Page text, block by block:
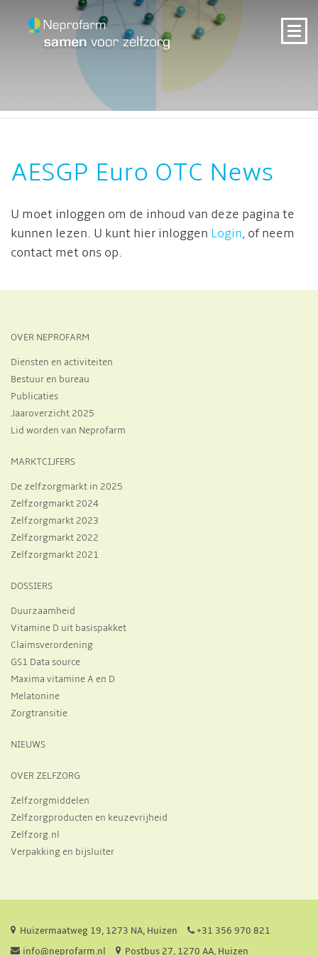
AESGP Euro OTC News
U moet inloggen om de inhoud van deze pagina te
kunnen lezen. U kunt hier inloggen Login, of neem
contact met ons op.
OVER NEPROFARM
Diensten en activiteiten
Bestuur en bureau
Publicaties
Jaaroverzicht 2025
Lid worden van Neprofarm
MARKTCIJFERS
De zelfzorgmarkt in 2025
Zelfzorgmarkt 2024
Zelfzorgmarkt 2023
Zelfzorgmarkt 2022
Zelfzorgmarkt 2021
DOSSIERS
Duurzaamheid
Vitamine D uit basispakket
Claimsverordening
GS1 Data source
Maxima vitamine A en D
Melatonine
Zorgtransitie
NIEUWS
OVER ZELFZORG
Zelfzorgmiddelen
Zelfzorgproducten en keuzevrijheid
Zelfzorg.nl
Verpakking en bijsluiter
Huizermaatweg 19, 1273 NA, Huizen
+31 356 970 821
info@neprofarm.nl
Postbus 27, 1270 AA, Huizen